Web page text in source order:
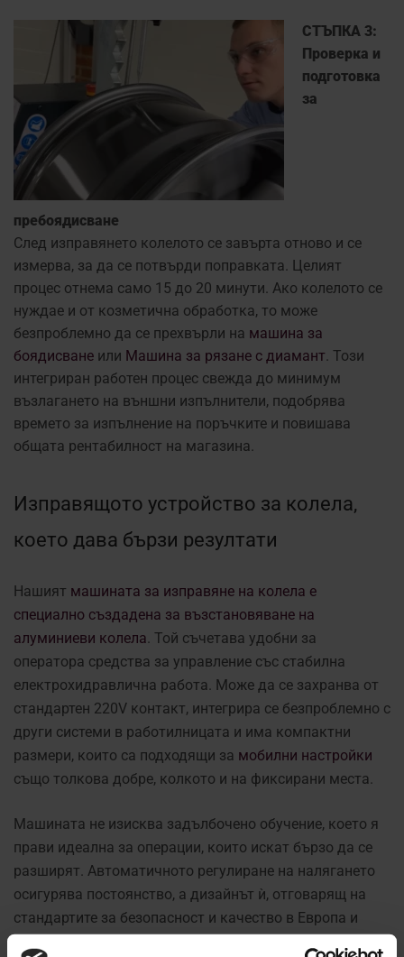
СТЪПКА 3:
Проверка и
подготовка
за
пребоядисване
След изправянето колелото се завърта отново и се
измерва, за да се потвърди поправката. Целият
процес отнема само 15 до 20 минути. Ако колелото се
нуждае и от козметична обработка, то може
безпроблемно да се прехвърли на машина за
боядисване или Машина за рязане с диамант. Този
интегриран работен процес свежда до минимум
възлагането на външни изпълнители, подобрява
времето за изпълнение на поръчките и повишава
общата рентабилност на магазина.
Изправящото устройство за колела,
което дава бързи резултати
Нашият машината за изправяне на колела е
специално създадена за възстановяване на
алуминиеви колела. Той съчетава удобни за
оператора средства за управление със стабилна
електрохидравлична работа. Може да се захранва от
стандартен 220V контакт, интегрира се безпроблемно с
други системи в работилницата и има компактни
размери, които са подходящи за мобилни настройки
също толкова добре, колкото и на фиксирани места.
Машината не изисква задълбочено обучение, което я
прави идеална за операции, които искат бързо да се
разширят. Автоматичното регулиране на налягането
осигурява постоянство, а дизайнът ѝ, отговарящ на
стандартите за безопасност и качество в Европа и